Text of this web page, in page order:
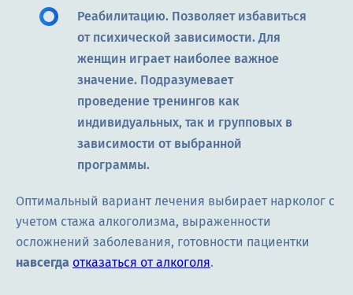
Реабилитацию. Позволяет избавиться
от психической зависимости. Для
женщин играет наиболее важное
значение. Подразумевает
проведение тренингов как
индивидуальных, так и групповых в
зависимости от выбранной
программы.
Оптимальный вариант лечения выбирает нарколог с
учетом стажа алкоголизма, выраженности
осложнений заболевания, готовности пациентки
навсегда отказаться от алкоголя.